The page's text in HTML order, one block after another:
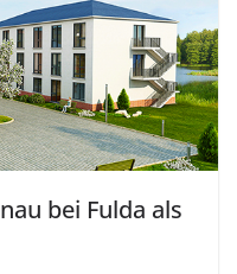
bei Fulda als